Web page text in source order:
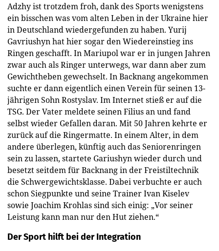
Adzhy ist trotzdem froh, dank des Sports wenigstens
ein bisschen was vom alten Leben in der Ukraine hier
in Deutschland wiedergefunden zu haben. Yurij
Gavriushyn hat hier sogar den Wiedereinstieg ins
Ringen geschafft. In Mariupol war er in jungen Jahren
zwar auch als Ringer unterwegs, war dann aber zum
Gewichtheben gewechselt. In Backnang angekommen
suchte er dann eigentlich einen Verein für seinen 13-
jährigen Sohn Rostyslav. Im Internet stieß er auf die
TSG. Der Vater meldete seinen Filius an und fand
selbst wieder Gefallen daran. Mit 50 Jahren kehrte er
zurück auf die Ringermatte. In einem Alter, in dem
andere überlegen, künftig auch das Seniorenringen
sein zu lassen, startete Gariushyn wieder durch und
besetzt seitdem für Backnang in der Freistiltechnik
die Schwergewichtsklasse. Dabei verbuchte er auch
schon Siegpunkte und seine Trainer Ivan Kiselev
sowie Joachim Krohlas sind sich einig: „Vor seiner
Leistung kann man nur den Hut ziehen.“
Der Sport hilft bei der Integration